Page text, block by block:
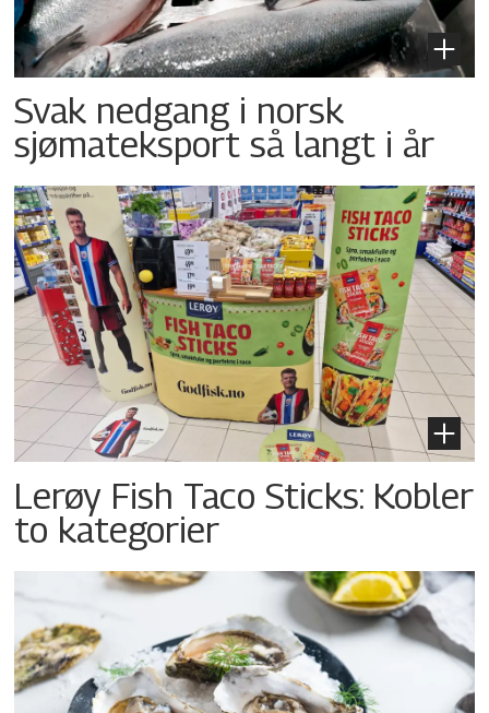
Svak nedgang i norsk
sjømateksport så langt i år
Lerøy Fish Taco Sticks: Kobler
to kategorier